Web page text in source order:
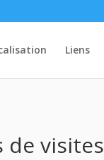
Liens
de visites